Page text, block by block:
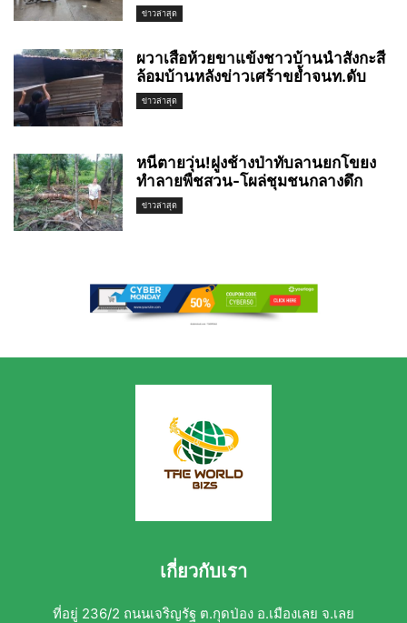
ข่าวล่าสุด
ผวาเสือห้วยขาแข้งชาวบ้านนำสังกะสี
ล้อมบ้านหลังข่าวเศร้าขย้ำจนท.ดับ
ข่าวล่าสุด
หนีตายวุ่น!ฝูงช้างป่าทับลานยกโขยง
ทำลายพืชสวน-โผล่ชุมชนกลางดึก
ข่าวล่าสุด
เกี่ยวกับเรา
ที่อยู่ 236/2 ถนนเจริญรัฐ ต.กุดป่อง อ.เมืองเลย จ.เลย